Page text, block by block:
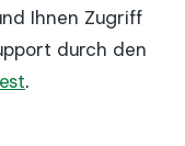
Ihnen Zugriff
durch den
.